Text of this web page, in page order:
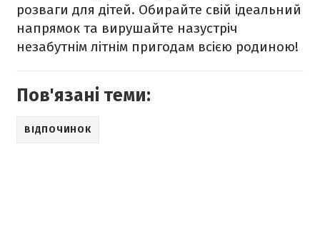
розваги для дітей. Обирайте свій ідеальний
напрямок та вирушайте назустріч
незабутнім літнім пригодам всією родиною!
Пов'язані теми:
ВІДПОЧИНОК